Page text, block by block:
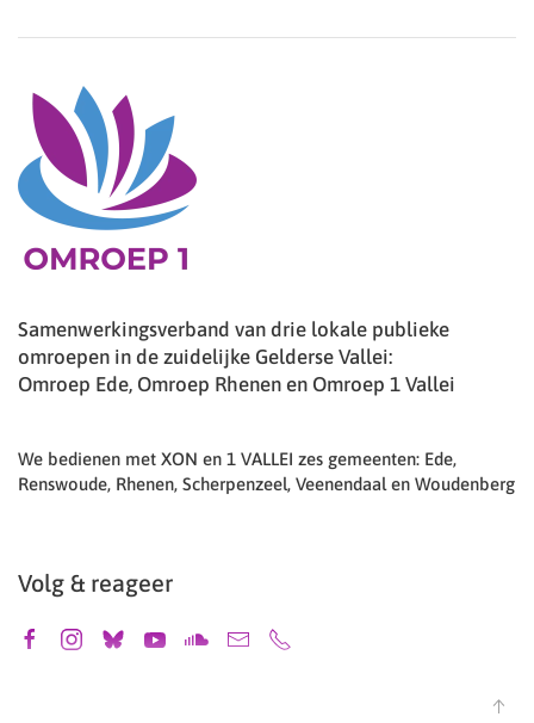
Samenwerkingsverband van drie lokale publieke
omroepen in de zuidelijke Gelderse Vallei:
Omroep Ede, Omroep Rhenen en Omroep 1 Vallei
We bedienen met XON en 1 VALLEI zes gemeenten: Ede,
Renswoude, Rhenen, Scherpenzeel, Veenendaal en Woudenberg
Volg & reageer